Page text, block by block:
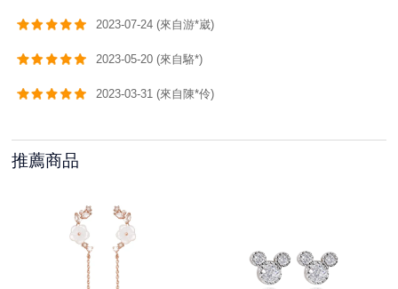
2023-07-24 (來自游*崴)
2023-05-20 (來自駱*)
2023-03-31 (來自陳*伶)
推薦商品